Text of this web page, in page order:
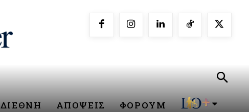
ΔΙΕΘΝΗ ΑΠΟΨΕΙΣ ΦΟΡΟΥΜ